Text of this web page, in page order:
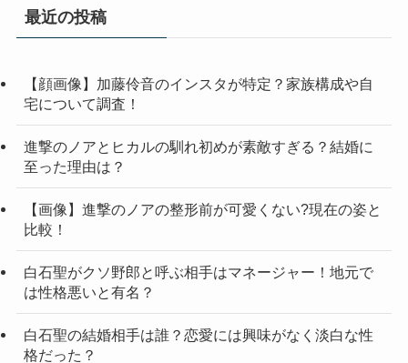
最近の投稿
【顔画像】加藤伶音のインスタが特定？家族構成や自
宅について調査！
進撃のノアとヒカルの馴れ初めが素敵すぎる？結婚に
至った理由は？
【画像】進撃のノアの整形前が可愛くない?現在の姿と
比較！
白石聖がクソ野郎と呼ぶ相手はマネージャー！地元で
は性格悪いと有名？
白石聖の結婚相手は誰？恋愛には興味がなく淡白な性
格だった？